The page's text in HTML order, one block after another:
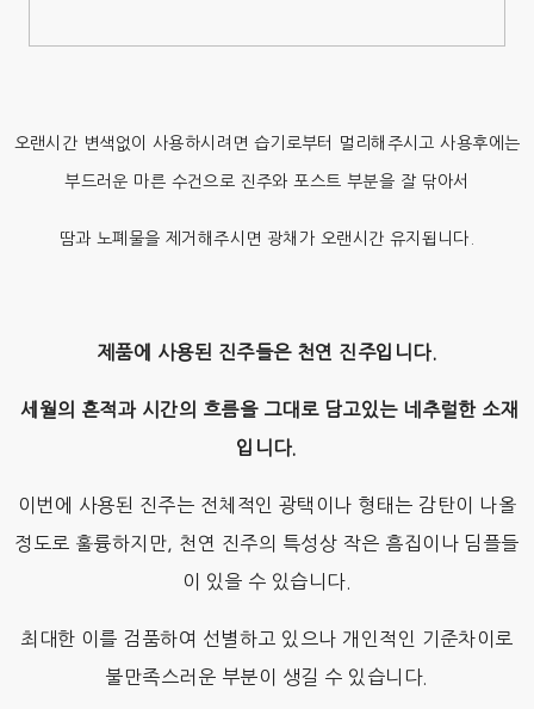
오랜시간 변색없이 사용하시려면 습기로부터 멀리해주시고 사용후에는
부드러운 마른 수건으로 진주와 포스트 부분을 잘 닦아서
땀과 노폐물을 제거해주시면 광채가 오랜시간 유지됩니다.
제품에 사용된 진주들은 천연 진주입니다.
세월의 흔적과 시간의 흐름을 그대로 담고있는 네추럴한 소재
입니다.
이번에 사용된 진주는 전체적인 광택이나 형태는 감탄이 나올
정도로 훌륭하지만, 천연 진주의 특성상 작은 흠집이나 딤플들
이 있을 수 있습니다.
최대한 이를 검품하여 선별하고 있으나 개인적인 기준차이로
불만족스러운 부분이 생길 수 있습니다.